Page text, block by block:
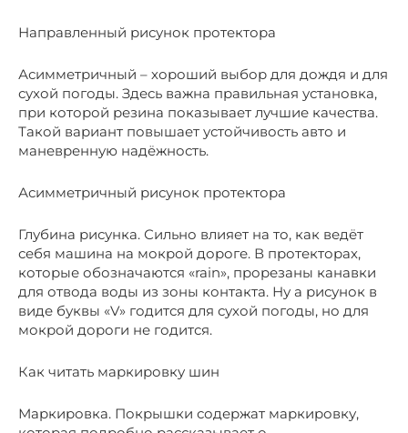
Направленный рисунок протектора
Асимметричный – хороший выбор для дождя и для
сухой погоды. Здесь важна правильная установка,
при которой резина показывает лучшие качества.
Такой вариант повышает устойчивость авто и
маневренную надёжность.
Асимметричный рисунок протектора
Глубина рисунка. Сильно влияет на то, как ведёт
себя машина на мокрой дороге. В протекторах,
которые обозначаются «rain», прорезаны канавки
для отвода воды из зоны контакта. Ну а рисунок в
виде буквы «V» годится для сухой погоды, но для
мокрой дороги не годится.
Как читать маркировку шин
Маркировка. Покрышки содержат маркировку,